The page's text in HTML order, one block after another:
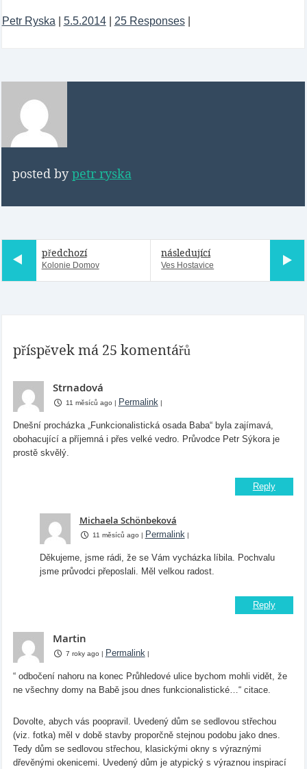
Petr Ryska 5.5.2014| 25 Responses|
posted bypetr ryska
předchozí
Kolonie Domov
následující
Ves Hostavice
příspěvek má 25 komentářů
Strnadová
11 měsíců ago | Permalink |
Dnešní procházka „Funkcionalistická osada Baba“ byla zajímavá,
obohacující a příjemná i přes velké vedro. Průvodce Petr Sýkora je
prostě skvělý.
Reply
Michaela Schönbeková
11 měsíců ago | Permalink |
Děkujeme, jsme rádi, že se Vám vycházka líbila. Pochvalu
jsme průvodci přeposlali. Měl velkou radost.
Reply
Martin
7 roky ago | Permalink |
“ odbočení nahoru na konec Průhledové ulice bychom mohli vidět, že
ne všechny domy na Babě jsou dnes funkcionalistické…“ citace.
Dovolte, abych vás poopravil. Uvedený dům se sedlovou střechou
(viz. fotka) měl v době stavby proporčně stejnou podobu jako dnes.
Tedy dům se sedlovou střechou, klasickými okny s výraznými
dřevěnými okenicemi. Uvedený dům je atypický s výraznou inspirací